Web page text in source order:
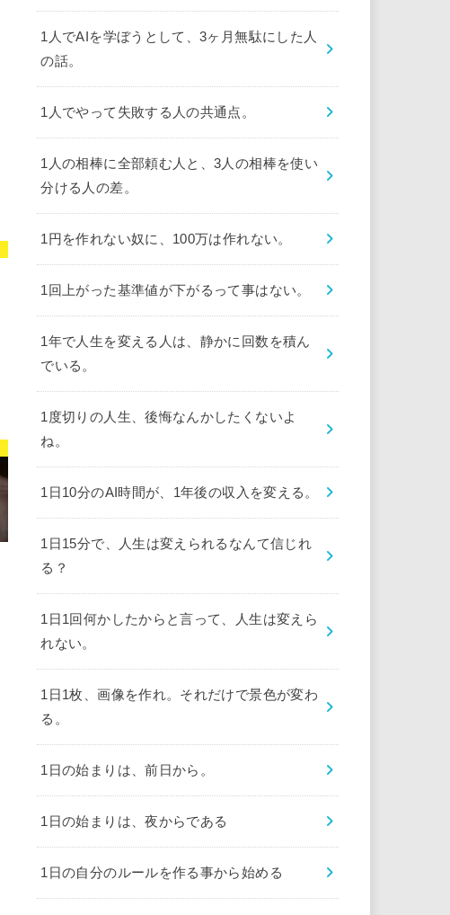
1人でAIを学ぼうとして、3ヶ月無駄にした人
の話。
1人でやって失敗する人の共通点。
1人の相棒に全部頼む人と、3人の相棒を使い
分ける人の差。
1円を作れない奴に、100万は作れない。
1回上がった基準値が下がるって事はない。
1年で人生を変える人は、静かに回数を積ん
でいる。
1度切りの人生、後悔なんかしたくないよ
ね。
1日10分のAI時間が、1年後の収入を変える。
1日15分で、人生は変えられるなんて信じれ
る？
1日1回何かしたからと言って、人生は変えら
れない。
1日1枚、画像を作れ。それだけで景色が変わ
る。
1日の始まりは、前日から。
1日の始まりは、夜からである
1日の自分のルールを作る事から始める